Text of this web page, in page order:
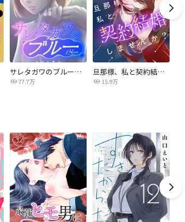
サレタガワのブルー【タテヨミ】
77.7万
旦那様、私と契約結婚しませんか？【タテヨミ】
15.9万